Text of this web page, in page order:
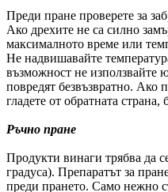
Преди пране проверете за
Ако дрехите не са силно
максималното време или
Не надвишавайте
възможност не използвайте
повредят безвъзвратно. Ако
гладете от обратната страна,
Ръчно пране
Продукти винаги трябва да
градуса). Препаратът за
преди прането. Само нежно